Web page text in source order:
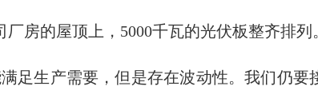
房的屋顶上，5000千瓦的光伏板整齐排列
足生产需要，但是存在波动性。我们仍